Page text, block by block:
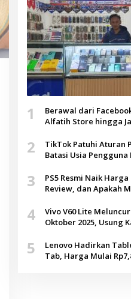
1
Berawal dari
Alfatih Store hingga
2
TikTok Patuhi Aturan
Batasi Usia
3
PS5 Resmi Naik Harga
Review, dan Apakah
4
Vivo V60 Lite
Oktober 2025, Usung
5
Lenovo Hadirkan
Tab, Harga Mulai